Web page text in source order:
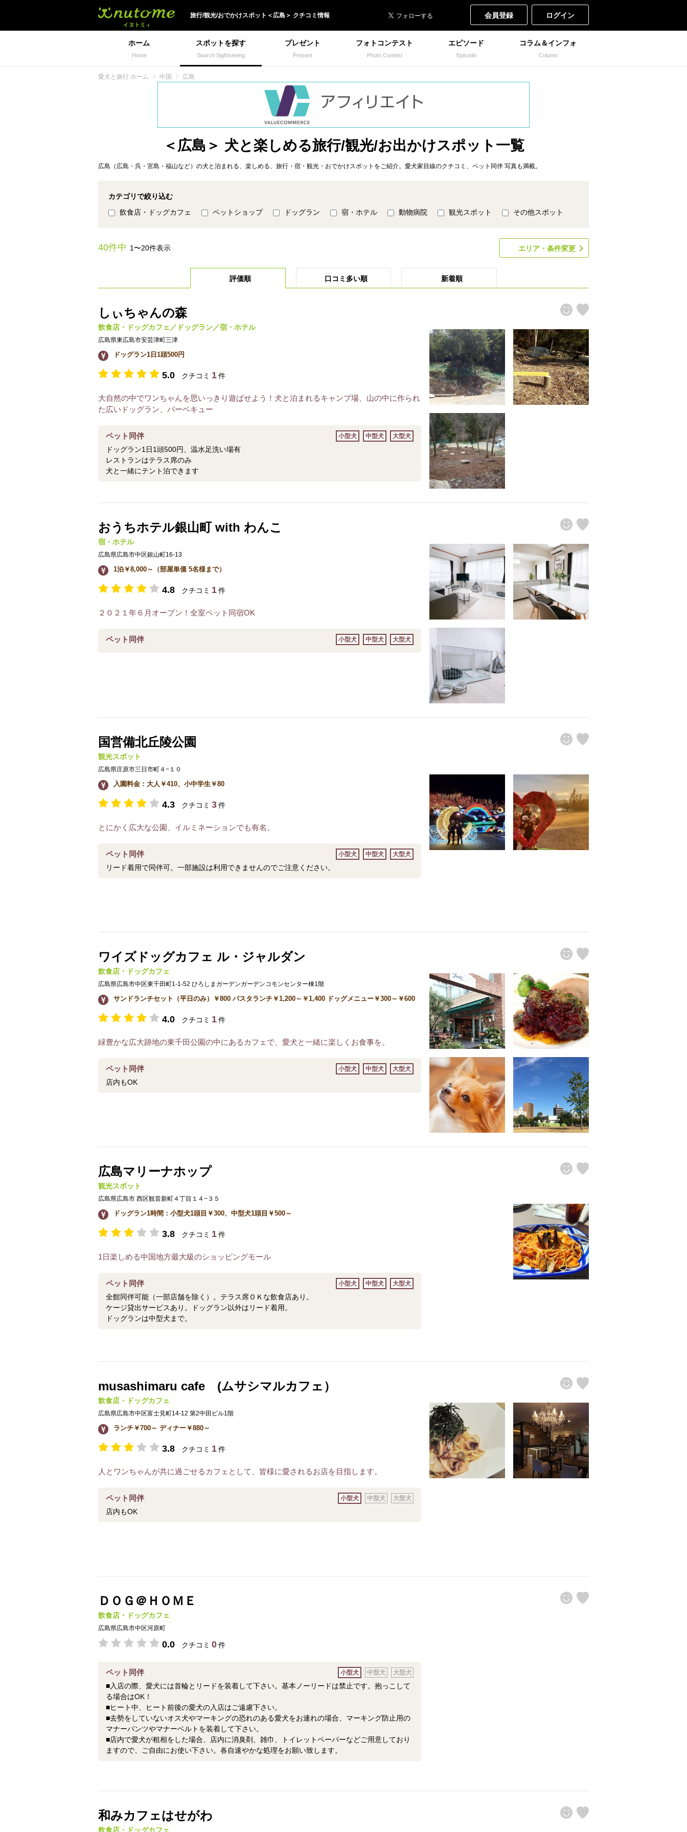
旅行/観光/おでかけスポット＜ 広島 ＞ クチコミ情報 会員登録 ログイン
ホーム
Home
スポットを探す
Search Sightseeing
プレゼント
Present
フォトコンテスト
Photo Contest
エピソード
Episode
コラム＆インフォ
Column
愛犬と旅行 ホーム 中国 広島
＜広島＞ 犬と楽しめる旅行/観光/お出かけスポット一覧
広島（広島・呉・宮島・福山など）の犬と泊まれる、楽しめる、旅行・宿・観光・おでかけスポットをご紹介。愛犬家目線のクチコミ、ペット同伴 写真も満載。
カテゴリで絞り込む
飲食店・ドッグカフェ
ペットショップ ドッグラン 宿・ホテル 動物病院 観光スポット その他スポット
40件中 1〜20件表示 エリア・条件変更
評価順 口コミ多い順 新着順
しぃちゃんの森
飲食店・ドッグカフェ／ドッグラン／宿・ホテル
広島県東広島市安芸津町三津
ドッグラン1日1頭500円
5.0 クチコミ 1件
大自然の中でワンちゃんを思いっきり遊ばせよう！犬と泊まれるキャンプ場、山の中に作られ
た広いドッグラン、バーベキュー
ペット同伴
ドッグラン1日1頭500円、温水足洗い場有
レストランはテラス席のみ
犬と一緒にテント泊できます
小型犬 中型犬 大型犬
おうちホテル銀山町 with わんこ
宿・ホテル
広島県広島市中区銀山町16-13
1泊￥8,000～（部屋単価 5名様まで）
4.8 クチコミ 1件
２０２１年６月オープン！全室ペット同宿OK
ペット同伴 小型犬 中型犬 大型犬
国営備北丘陵公園
観光スポット
広島県庄原市三日市町４−１０
入園料金：大人￥410、小中学生￥80
4.3 クチコミ 3件
とにかく広大な公園、イルミネーションでも有名。
ペット同伴
リード着用で同伴可。一部施設は利用できませんのでご注意ください。
小型犬 中型犬 大型犬
ワイズドッグカフェ ル・ジャルダン
飲食店・ドッグカフェ
広島県広島市中区東千田町1-1-52 ひろしまガーデンガーデンコモンセンター棟1階
サンドランチセット（平日のみ）￥800 パスタランチ￥1,200～￥1,400 ドッグメニュー￥300～￥600
4.0 クチコミ 1件
緑豊かな広大跡地の東千田公園の中にあるカフェで、愛犬と一緒に楽しくお食事を。
ペット同伴
店内もOK
小型犬 中型犬 大型犬
広島マリーナホップ
観光スポット
広島県広島市 西区観音新町４丁目１４−３５
ドッグラン1時間：小型犬1頭目￥300、中型犬1頭目￥500～
3.8 クチコミ 1件
1日楽しめる中国地方最大級のショッピングモール
ペット同伴
全館同伴可能（一部店舗を除く）。テラス席ＯＫな飲食店あり。
ケージ貸出サービスあり。ドッグラン以外はリード着用。
ドッグランは中型犬まで。
小型犬 中型犬 大型犬
musashimaru cafe (ムサシマルカフェ）
飲食店・ドッグカフェ
広島県広島市中区富士見町14-12 第2中田ビル1階
ランチ￥700～ ディナー￥880～
3.8 クチコミ 1件
人とワンちゃんが共に過ごせるカフェとして、皆様に愛されるお店を目指します。
ペット同伴
店内もOK
小型犬 中型犬 大型犬
ＤＯＧ＠ＨＯＭＥ
飲食店・ドッグカフェ
広島県広島市中区河原町
0.0 クチコミ 0件
ペット同伴
■入店の際、愛犬には首輪とリードを装着して下さい。基本ノーリードは禁止です。抱っこして
る場合はOK！
■ヒート中、ヒート前後の愛犬の入店はご遠慮下さい。
■去勢をしていないオス犬やマーキングの恐れのある愛犬をお連れの場合、マーキング防止用の
マナーパンツやマナーベルトを装着して下さい。
■店内で愛犬が粗相をした場合、店内に消臭剤、雑巾、トイレットペーパーなどご用意しており
ますので、ご自由にお使い下さい。各自速やかな処理をお願い致します。
小型犬 中型犬 大型犬
和みカフェはせがわ
飲食店・ドッグカフェ